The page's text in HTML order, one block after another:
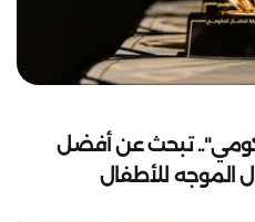
تبحث عن أفضل
الموجه للأطفال